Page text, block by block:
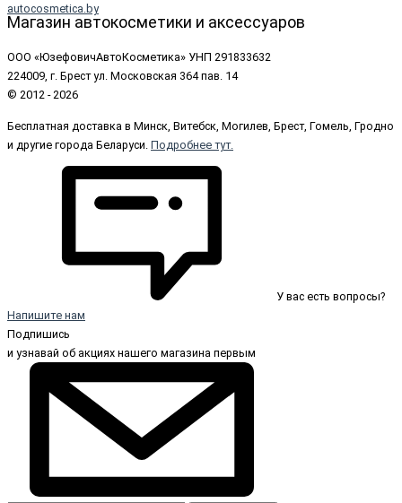
autocosmetica.by
Магазин автокосметики и аксессуаров
ООО «ЮзефовичАвтоКосметика» УНП 291833632
224009, г. Брест ул. Московская 364 пав. 14
© 2012 - 2026
Бесплатная доставка в Минск, Витебск, Могилев, Брест, Гомель, Гродно
и другие города Беларуси. Подробнее тут.
У вас есть вопросы?
Напишите нам
Подпишись
и узнавай об акциях нашего магазина первым